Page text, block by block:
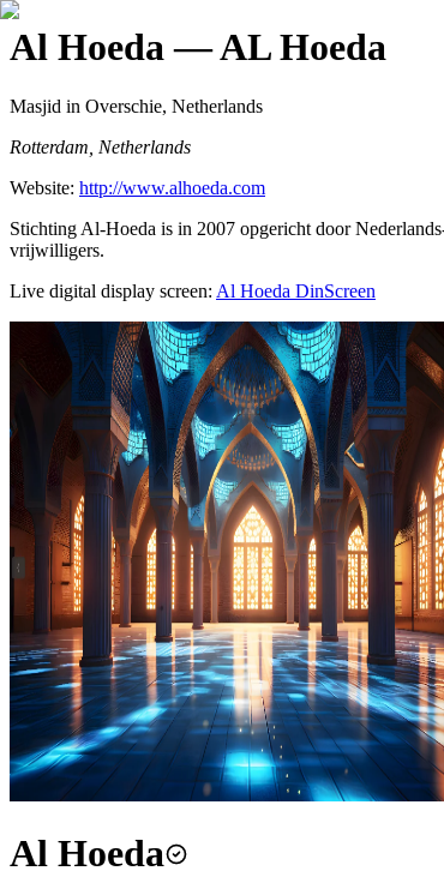
Al Hoeda— AL Hoeda
Masjid in Overschie, Netherlands
Rotterdam, Netherlands
Website: http://www.alhoeda.com
Stichting Al-Hoeda is in 2007 opgericht door
vrijwilligers.
Live digital display screen: Al Hoeda DinScreen
Al Hoeda